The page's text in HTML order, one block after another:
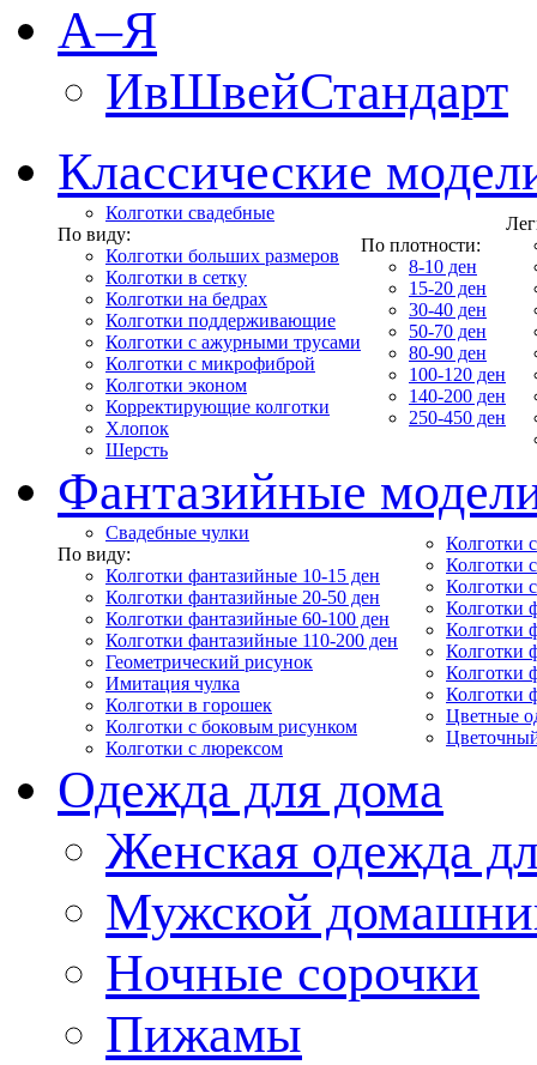
А–Я
ИвШвейСтандарт
Классические
Колготки свадебные
По виду:
Колготки больших размеров
Колготки в сетку
Колготки на бедрах
Колготки поддерживающие
Колготки с ажурными трусами
Колготки с микрофиброй
Колготки эконом
Корректирующие колготки
Хлопок
Шерсть
По плотности:
8-10 ден
15-20 ден
30-40 ден
50-70 ден
80-90 ден
100-120 ден
140-200 ден
250-450 ден
Фантазийные
Свадебные чулки
По виду:
Колготки фантазийные 10-15 ден
Колготки фантазийные 20-50 ден
Колготки фантазийные 60-100 ден
Колготки фантазийные 110-200 ден
Геометрический рисунок
Имитация чулка
Колготки в горошек
Колготки с боковым рисунком
Колготки с люрексом
Колготки
Колготки
Колготки
Колготки
Колготки
Колготки
Колготки
Колготки
Цветные
Одежда для дома
Женская одежда
Мужской
Ночные сорочки
Пижамы